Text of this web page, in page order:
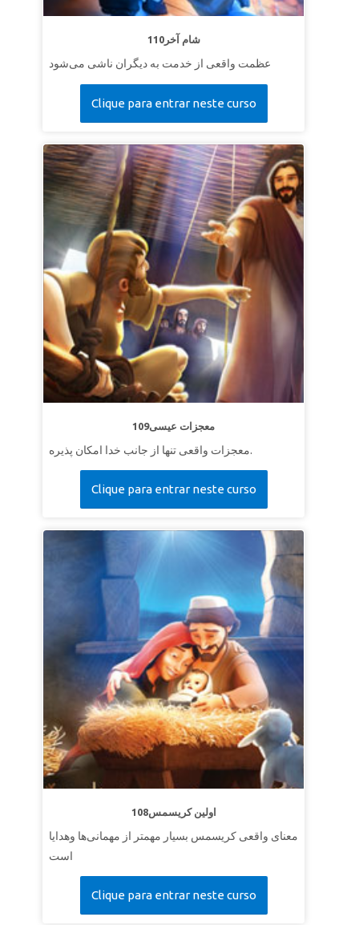
110شام آخر
عظمت واقعی از خدمت به دیگران ناشی می‌شود
Clique para entrar neste curso
109معجزات عیسی
معجزات واقعی تنها از جانب خدا امکان پذیره.
Clique para entrar neste curso
108اولین کریسمس
معنای واقعی کریسمس بسیار مهمتر از مهمانی‌ها وهدایا
است
Clique para entrar neste curso